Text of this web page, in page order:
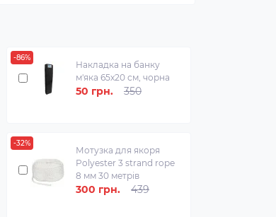
-86%
Накладка на банку
м'яка 65х20 см, чорна
50 грн. 350
-32%
Мотузка для якоря
Polyester 3 strand rope
8 мм 30 метрів
300 грн. 439